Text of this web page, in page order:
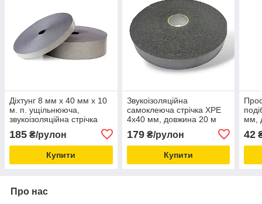
Діхтунг 8 мм х 40 мм х 10
м. п. ущільнююча,
звукоізоляційна стрічка
185 ₴/рулон
Купити
Звукоізоляційна
самоклеюча стрічка XPE
4х40 мм, довжина 20 м
179₴/рулон
Купити
мм,
42
Про нас